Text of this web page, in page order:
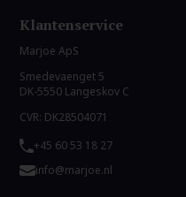
Klantenservice
Marjoe ApS
Smedevaenget 5
DK-5550 Langeskov C
CVR: DK28504071
+45 60 53 18 27
info@marjoe.nl